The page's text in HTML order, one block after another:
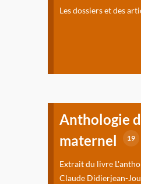
Les dossiers et des
Anthologie
maternel
19
Extrait du livre
Claude Didierjean-